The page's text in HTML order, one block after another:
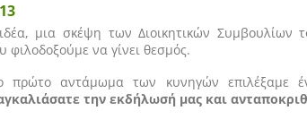
μια σκέψη των Διοικητικών Συμβουλίων
φιλοδοξούμε να γίνει θεσμός.
πρώτο αντάμωμα των κυνηγών επιλέξαμε
την εκδήλωσή μας και